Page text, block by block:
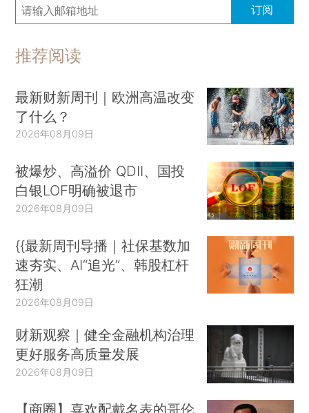
订阅
推荐阅读
最新财新周刊｜欧洲高温改变
了什么？
2026年08月09日
被爆炒、高溢价 QDII、国投
白银LOF明确被退市
2026年08月09日
{{最新周刊导播｜社保基数加
速夯实、AI“追光”、韩股杠杆
狂潮
2026年08月09日
财新观察｜健全金融机构治理
更好服务高质量发展
2026年08月09日
【商圈】喜欢配戴名表的哥伦